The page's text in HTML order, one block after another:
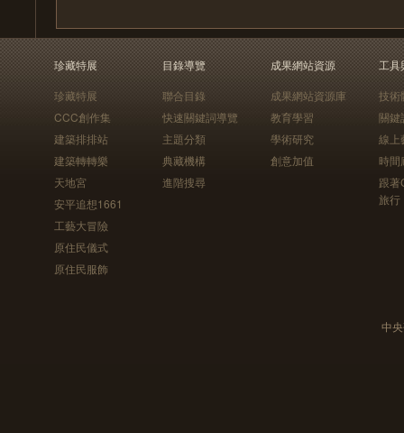
珍藏特展
珍藏特展
CCC創作集
建築排排站
建築轉轉樂
天地宮
安平追想1661
工藝大冒險
原住民儀式
原住民服飾
目錄導覽
聯合目錄
快速關鍵詞導覽
主題分類
典藏機構
進階搜尋
成果網站資源
成果網站資源庫
教育學習
學術研究
創意加值
工具
技術
關鍵
線上
時間
跟
旅行
中